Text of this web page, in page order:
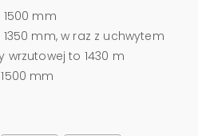
1500 mm
1350 mm, w raz z uchwytem
to 1430 m
1500 mm